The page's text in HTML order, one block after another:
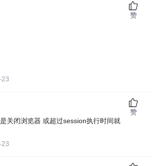
赞
关闭浏览器 或超过session执行时间就
赞